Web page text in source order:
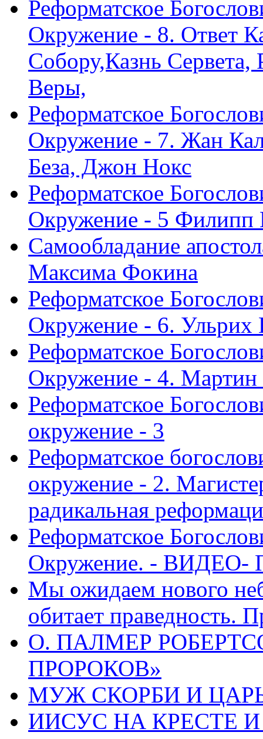
Реформатское
Окружение - 8. Ответ
Собору,Казнь Сервета,
Веры,
Реформатское
Окружение - 7. Жан
Беза, Джон Нокс
Реформатское
Окружение - 5 Филипп
Самообладание
Максима Фокина
Реформатское
Окружение - 6. Ульрих
Реформатское
Окружение - 4.
Реформатское
окружение - 3
Реформатское
окружение - 2.
радикальная
Реформатское
Окружение. - ВИДЕО-
Мы ожидаем нового
обитает праведность.
О. ПАЛМЕР
ПРОРОКОВ»
МУЖ СКОРБИ И ЦАРЬ
ИИСУС НА КРЕСТЕ